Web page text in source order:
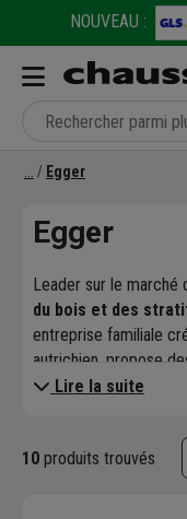
NOUVEAU :
Egger
Egger
Leader sur le marché
du bois et des
entreprise familiale
autrichien, propose
plafond destinées
Bien plus que du bois !
Lire la suite
10 produits trouvés